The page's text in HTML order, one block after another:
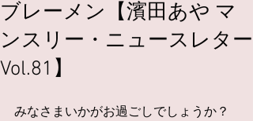
ブレーメン【濱田あや マ
ンスリー・ニュースレター
Vol.81】
みなさまいかがお過ごしでしょうか？